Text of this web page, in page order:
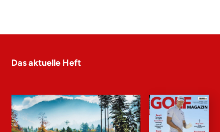
Das aktuelle Heft